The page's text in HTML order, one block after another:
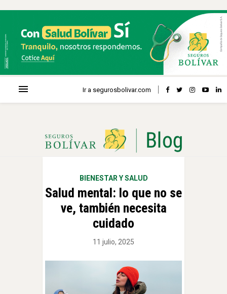
Ir a segurosbolivar.com
BIENESTAR Y SALUD
Salud mental: lo que no se
ve, también necesita
cuidado
11 julio, 2025